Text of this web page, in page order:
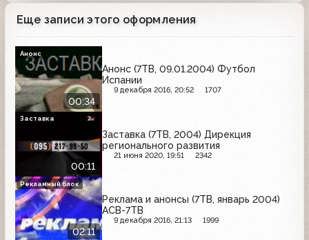
Еще записи этого оформления
00:34
Анонс (7ТВ, 09.01.2004) Футбол
Испании
9 декабря 2016, 20:52 1707
Анонс
00:11
Заставка (7ТВ, 2004) Дирекция
регионального развития
21 июня 2020, 19:51 2342
Заставка
02:11
Реклама и анонсы (7ТВ, январь 2004)
АСВ-7ТВ
9 декабря 2016, 21:13 1999
Рекламный блок